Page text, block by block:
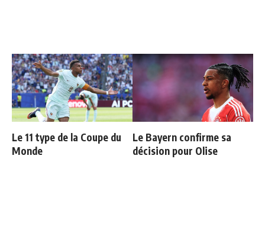
Le 11 type de la Coupe du
Monde
Le Bayern confirme sa
décision pour Olise